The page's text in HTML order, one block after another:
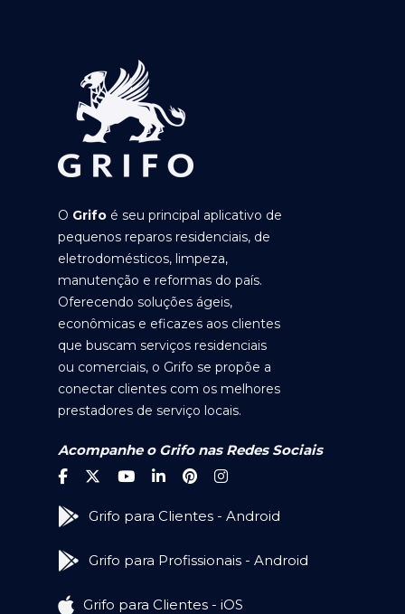
O Grifo é seu principal aplicativo de
pequenos reparos residenciais, de
eletrodomésticos, limpeza,
manutenção e reformas do país.
Oferecendo soluções ágeis,
econômicas e eficazes aos clientes
que buscam serviços residenciais
ou comerciais, o Grifo se propõe a
conectar clientes com os melhores
prestadores de serviço locais.
Acompanhe o Grifo nas Redes Sociais
Grifo para Clientes - Android
Grifo para Profissionais - Android
Grifo para Clientes - iOS